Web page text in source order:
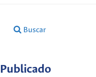
Buscar
Publicado